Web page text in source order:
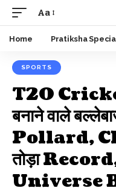
Font
Resizer
Aa
Home Pratiksha
SPORTS
T20 Cricket
बनाने वाले
Pollard,
तोड़ा
Universe